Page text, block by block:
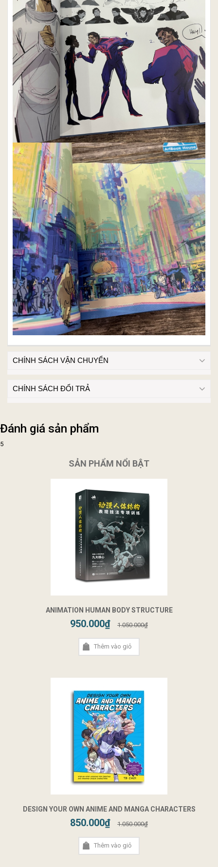
CHÍNH SÁCH VẬN CHUYỂN
CHÍNH SÁCH ĐỔI TRẢ
Đánh giá sản phẩm
5
SẢN PHẨM NỔI BẬT
ANIMATION HUMAN BODY STRUCTURE
950.000₫ 1.050.000₫
Thêm vào giỏ
DESIGN YOUR OWN ANIME AND MANGA CHARACTERS
850.000₫ 1.050.000₫
Thêm vào giỏ